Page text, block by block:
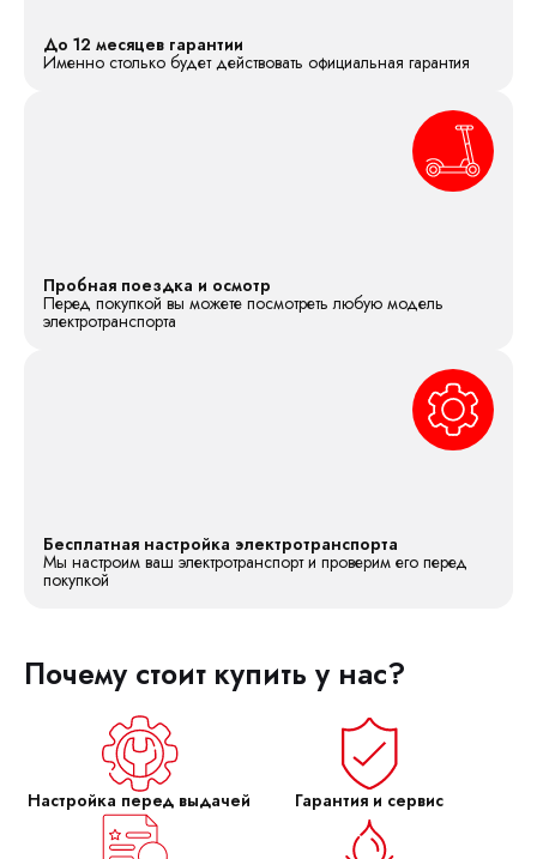
До 12 месяцев гарантии
Именно столько будет действовать официальная гарантия
Пробная поездка и осмотр
Перед покупкой вы можете посмотреть любую модель
электротранспорта
Бесплатная настройка электротранспорта
Мы настроим ваш электротранспорт и проверим его перед
покупкой
Почему стоит купить у нас?
Настройка перед выдачей Гарантия и сервис